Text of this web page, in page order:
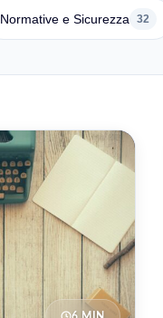
Normative e Sicurezza 32